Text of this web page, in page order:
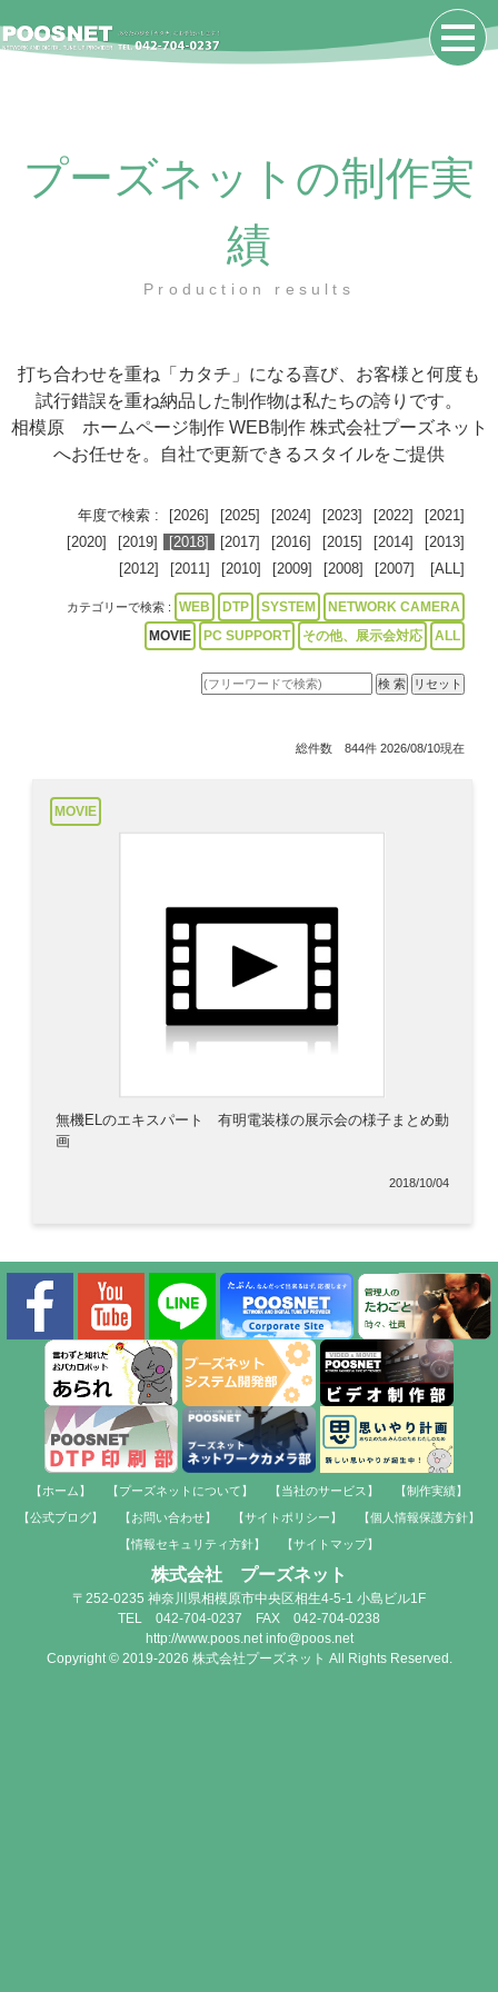
プーズネットの制作実
績
Production results
打ち合わせを重ね「カタチ」になる喜び、お客様と何度も
試行錯誤を重ね納品した制作物は私たちの誇りです。
相模原 ホームページ制作 WEB制作 株式会社プーズネット
へお任せを。自社で更新できるスタイルをご提供
年度で検索 : [2026] [2025] [2024] [2023] [2022]
[2021]
[2020]
[2019] [2018] [2017] [2016] [2015] [2014]
[2013]
[2012]
[2011] [2010] [2009] [2008] [2007] [ALL]
カテゴリーで検索 : WEB DTP SYSTEM
NETWORK CAMERA
MOVIE
PC SUPPORT その他、展示会対応 ALL
総件数 844件 2026/08/10現在
MOVIE
無機ELのエキスパート 有明電装様の展示会の様子まとめ動
画
2018/10/04
【ホーム】 【プーズネットについて】 【当社のサービス】
【制作実績】
【公式ブログ】
【お問い合わせ】 【サイトポリシー】
【個人情報保護方針】
【情報セキュリティ方針】
【サイトマップ】
株式会社 プーズネット
〒252-0235 神奈川県相模原市中央区相生4-5-1 小島ビル1F
TEL 042-704-0237 FAX 042-704-0238
http://www.poos.net info@poos.net
Copyright © 2019-2026 株式会社プーズネット All Rights Reserved.